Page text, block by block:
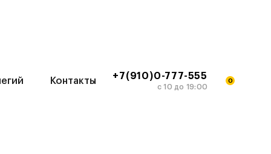
Контакты +7(910)0-777-555
c 10 до 19:00
0